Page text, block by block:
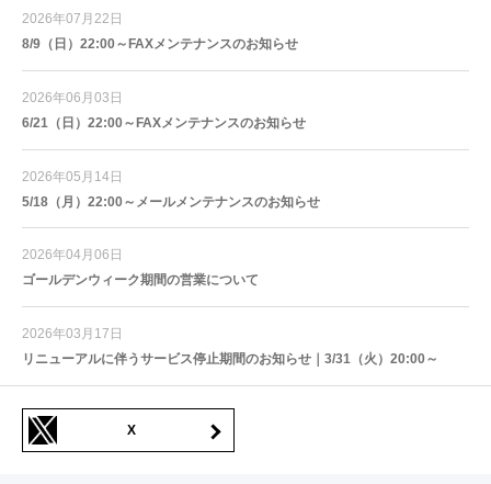
2026年07月22日
8/9（日）22:00～FAXメンテナンスのお知らせ
2026年06月03日
6/21（日）22:00～FAXメンテナンスのお知らせ
2026年05月14日
5/18（月）22:00～メールメンテナンスのお知らせ
2026年04月06日
ゴールデンウィーク期間の営業について
2026年03月17日
リニューアルに伴うサービス停止期間のお知らせ｜3/31（火）20:00～
X